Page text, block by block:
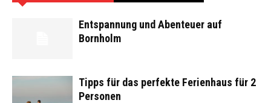
Entspannung und Abenteuer auf
Bornholm
Tipps für das perfekte Ferienhaus für 2
Personen